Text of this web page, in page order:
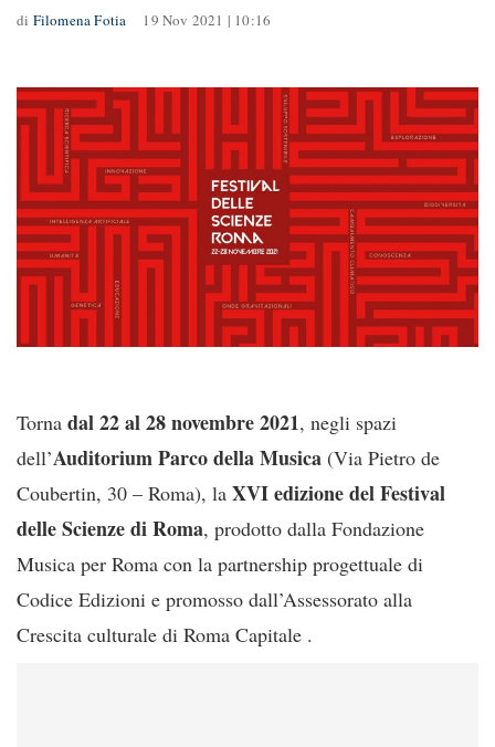
di Filomena Fotia 19 Nov 2021 | 10:16
Torna dal 22 al 28 novembre 2021, negli spazi
dell’Auditorium Parco della Musica (Via Pietro de
Coubertin, 30 – Roma), la XVI edizione delFestival
delle Scienze di Roma, prodotto dalla Fondazione
Musica per Roma con la partnership progettuale di
Codice Edizioni e promosso dall’Assessorato alla
Crescita culturale di Roma Capitale .